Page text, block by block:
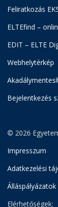
Feliratkozás
ELTEfind –
EDIT – ELTE
Webhelytérkép
Bejelentkezés
© 2026
Impresszum
Adatkezelési
Álláspályázatok
Elérhetőségek: